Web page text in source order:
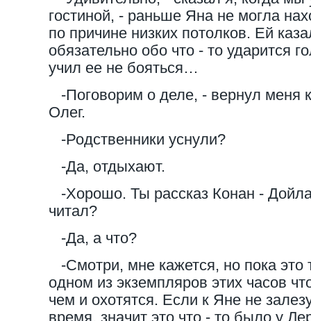
гостиной, - раньше Яна не могла
по причине низких потолков. Ей
обязательно обо что - то ударится
учил ее не бояться…
-Поговорим о деле, - вернул меня
Олег.
-Родственники уснули?
-Да, отдыхают.
-Хорошо. Ты рассказ Конан -
читал?
-Да, а что?
-Смотри, мне кажется, но пока это
одном из экземпляров этих часов
чем и охотятся. Если к Яне не
время, значит это что - то было у